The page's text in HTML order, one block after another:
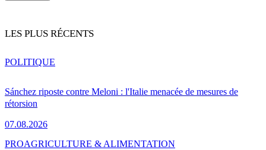
LES PLUS RÉCENTS
Sánchez riposte contre Meloni : l'Italie menacée de mesures de
rétorsion
07.08.2026
POLITIQUE
PROAGRICULTURE & ALIMENTATION